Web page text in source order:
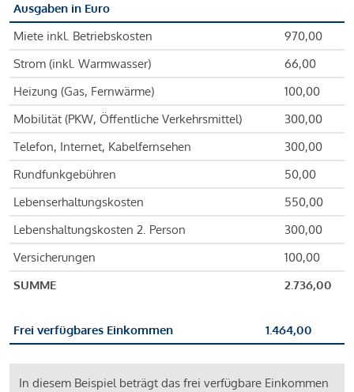
Ausgaben in Euro
Miete inkl. Betriebskosten
970,00
Strom (inkl. Warmwasser)
66,00
Heizung (Gas, Fernwärme)
100,00
Mobilität (PKW, Öffentliche Verkehrsmittel)
300,00
Telefon, Internet, Kabelfernsehen
300,00
Rundfunkgebühren
50,00
Lebenserhaltungskosten
550,00
Lebenshaltungskosten 2. Person
300,00
Versicherungen
100,00
SUMME
2.736,00
Frei verfügbares Einkommen 1.464,00
In diesem Beispiel beträgt das frei verfügbare Einkommen